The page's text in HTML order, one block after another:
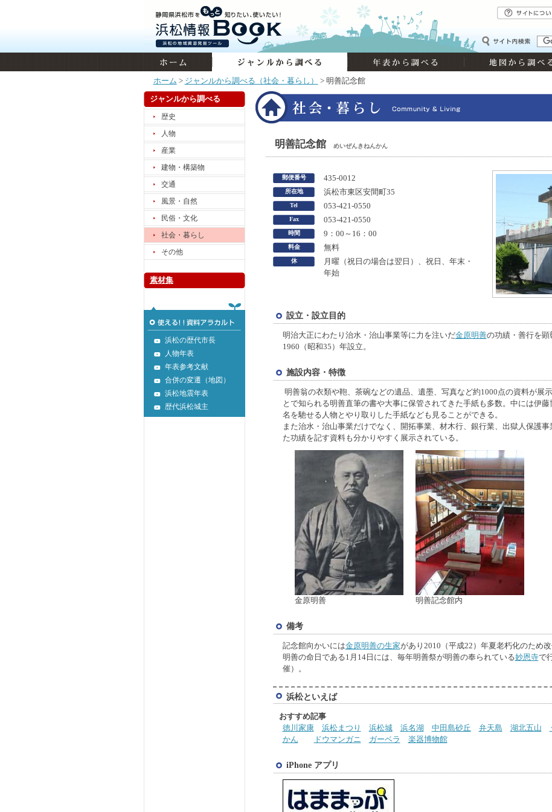
ホーム > ジャンルから調べる（社会・暮らし） > 明善記念館
ジャンルから調べる
歴史
人物
産業
建物・構築物
交通
風景・自然
民俗・文化
社会・暮らし
その他
素材集
浜松の歴代市長
人物年表
年表参考文献
合併の変遷（地図）
浜松地震年表
歴代浜松城主
明善記念館 めいぜんきねんかん
郵便番号 435-0012
所在地 浜松市東区安間町35
Tel 053-421-0550
Fax 053-421-0550
時間 9：00～16：00
料金 無料
休
月曜（祝日の場合は翌日）、祝日、年末・
年始
設立・設立目的
明治大正にわたり治水・治山事業等に力を注いだ金原明善の功績・善行を顕
1960（昭和35）年設立。
施設内容・特徴
明善翁の衣類や鞄、茶碗などの遺品、遺墨、写真など約1000点の資料が展
とで知られる明善直筆の書や大事に保管されてきた手紙も多数。中には伊
名を馳せる人物とやり取りした手紙なども見ることができる。
また治水・治山事業だけでなく、開拓事業、材木行、銀行業、出獄人保護
た功績を記す資料も分かりやすく展示されている。
金原明善 明善記念館内
備考
記念館向かいには金原明善の生家があり2010（平成22）年夏老朽化のため改
明善の命日である1月14日には、毎年明善祭が明善の奉られている妙恩寺で
催）。
浜松といえば
おすすめ記事
徳川家康
浜松まつり 浜松城 浜名湖 中田島砂丘 弁天島 湖北五山
かん
ドウマンガニ ガーベラ 楽器博物館
iPhone アプリ